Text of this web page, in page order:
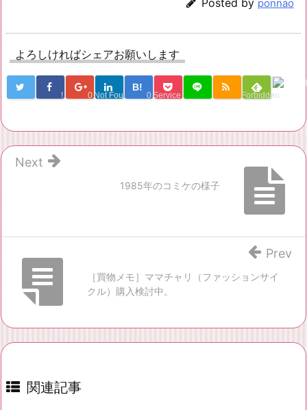
Posted by ponnao
よろしければシェアお願いします
! 0 Not Found
B!
0 Service Una Forbidden
1985年のコミケの様子
Next
［買物メモ］ママチャリ（ファッションサイ
クル）購入検討中。
Prev
関連記事